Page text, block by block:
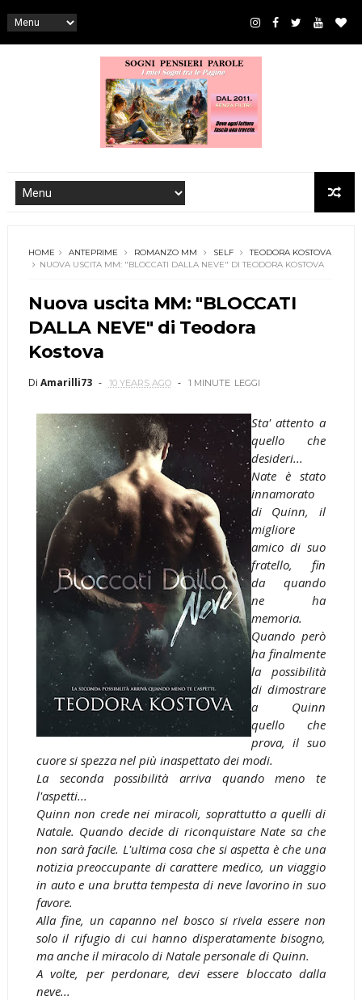
HOME ANTEPRIME ROMANZO MM SELF
TEODORA KOSTOVA
NUOVA USCITA MM: "BLOCCATI DALLA NEVE" DI TEODORA KOSTOVA
Nuova uscita MM: "BLOCCATI
DALLA NEVE" di Teodora
Kostova
Di Amarilli73 10 YEARS AGO 1 MINUTE LEGGI
Sta' attento a
quello che
desideri...
Nate è stato
innamorato
di Quinn, il
migliore
amico di suo
fratello, fin
da quando
ne ha
memoria.
Quando però
ha finalmente
la possibilità
di dimostrare
a Quinn
quello che
prova, il suo
cuore si spezza nel più inaspettato dei modi.
La seconda possibilità arriva quando meno te
l'aspetti...
Quinn non crede nei miracoli, soprattutto a quelli di
Natale. Quando decide di riconquistare Nate sa che
non sarà facile. L'ultima cosa che si aspetta è che una
notizia preoccupante di carattere medico, un viaggio
in auto e una brutta tempesta di neve lavorino in suo
favore.
Alla fine, un capanno nel bosco si rivela essere non
solo il rifugio di cui hanno disperatamente bisogno,
ma anche il miracolo di Natale personale di Quinn.
A volte, per perdonare, devi essere bloccato dalla
neve...